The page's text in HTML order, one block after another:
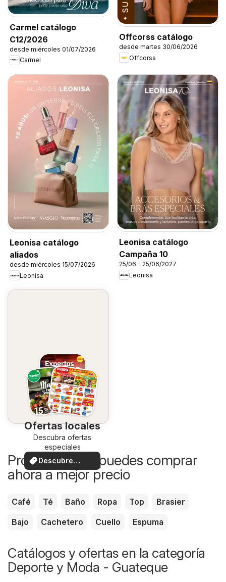
Carmel catálogo
C12/2026
desde miércoles 01/07/2026
Carmel
Offcorss catálogo
desde martes 30/06/2026
Offcorss
Leonisa catálogo
aliados
desde miércoles 15/07/2026
Leonisa
Leonisa catálogo
Campaña 10
25/06 - 25/06/2027
Leonisa
Ofertas locales
Descubra ofertas
especiales
Descubre
ofertas
Productos que puedes comprar
ahora a mejor precio
Café Té Baño Ropa Top
Brasier
Bajo
Cachetero Cuello Espuma
Catálogos y ofertas en la categoría
Deporte y Moda - Guateque